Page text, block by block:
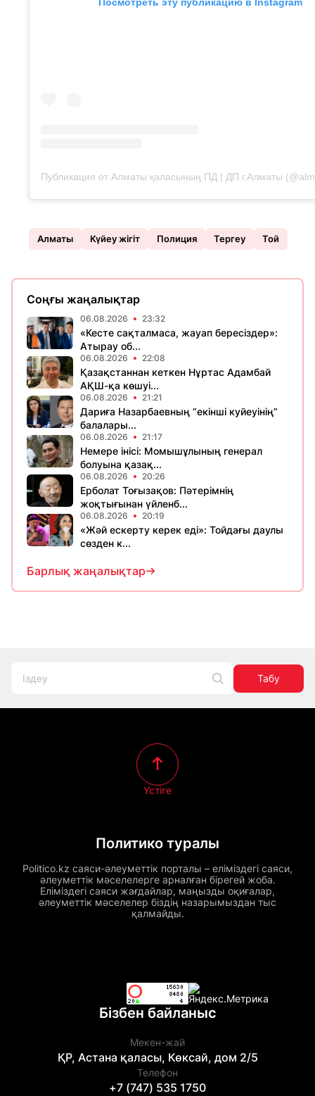
Публикация от Алматы қаласының ПД | ДП г.Алматы
Алматы Күйеу жігіт Полиция Тергеу Той
Соңғы жаңалықтар
06.08.2026 23:32
«Кесте сақталмаса, жауап бересіздер»:
Атырау об...
06.08.2026 22:08
Қазақстаннан кеткен Нұртас Адамбай
АҚШ-қа көшуі...
06.08.2026 21:21
Дариға Назарбаевның “екінші куйеуінің”
балалары...
06.08.2026 21:17
Немере інісі: Момышұлының генерал
болуына қазақ...
06.08.2026 20:26
Ерболат Тоғызақов: Пәтерімнің
жоқтығынан үйленб...
06.08.2026 20:19
«Жәй ескерту керек еді»: Тойдағы даулы
сөзден к...
Барлық жаңалықтар
Табу
Политико туралы
Politico.kz саяси-әлеуметтік порталы – еліміздегі саяси,
әлеуметтік мәселелерге арналған бірегей жоба.
Еліміздегі саяси жағдайлар, маңызды оқиғалар,
әлеуметтік мәселелер біздің назарымыздан тыс
қалмайды.
Үстіге
Бізбен байланыс
Мекен-жай
ҚР, Астана қаласы, Көксай, дом 2/5
Телефон
+7 (747) 535 1750